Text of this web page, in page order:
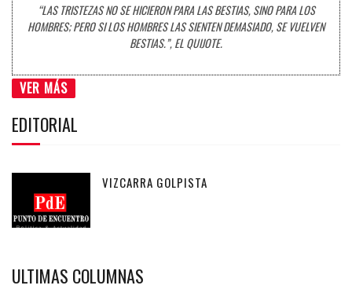
“LAS TRISTEZAS NO SE HICIERON PARA LAS BESTIAS, SINO PARA LOS
HOMBRES; PERO SI LOS HOMBRES LAS SIENTEN DEMASIADO, SE VUELVEN
BESTIAS.”, EL QUIJOTE.
VER MÁS
EDITORIAL
VIZCARRA GOLPISTA
ULTIMAS COLUMNAS